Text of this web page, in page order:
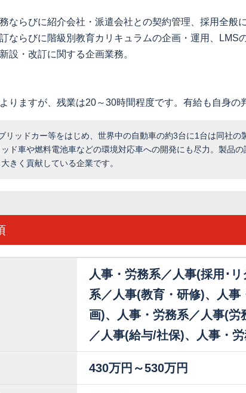
ならびに紹介会社・派遣会社との契約管理、採用全般
ならびに階級別教育カリキュラムの企画・運用、
設・改訂に関する企画業務。
りますが、残業は20～30時間程度です。有給も自身の
リッドカー等をはじめ、世界中の自動車の約3台に1台は同社
ッド車や燃料電池車などの環境対応車への開発にも尽力。製品
きく貢献している企業です。
人事・労務系／人事(採用･
系／人事(教育・研修)、人
画)、人事・労務系／人事(
／人事(給与/社保)、人事・
430万円～530万円